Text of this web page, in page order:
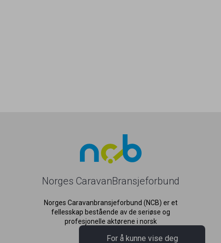
Norges CaravanBransjeforbund
Norges Caravanbransjeforbund (NCB) er et
fellesskap bestående av de seriøse og
profesjonelle aktørene i norsk
For å kunne vise deg